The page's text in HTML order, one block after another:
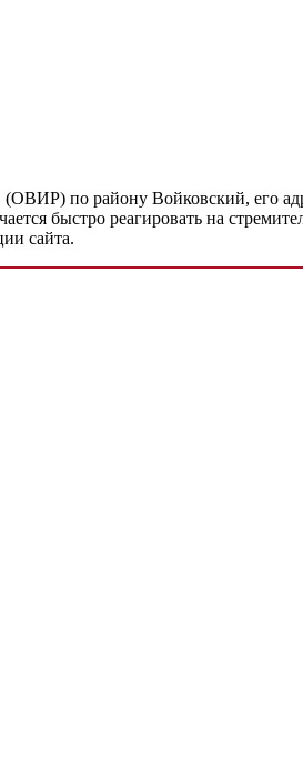
по району Войковский, его
быстро реагировать на
сайта.